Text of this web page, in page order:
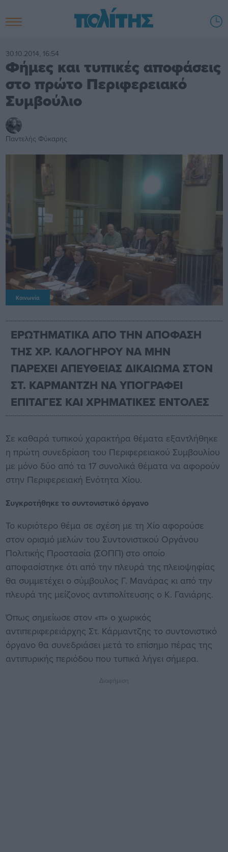
30.10.2014, 16:54
Φήμες και τυπικές αποφάσεις
στο πρώτο Περιφερειακό
Συμβούλιο
Παντελής Φύκαρης
Κοινωνία
ΕΡΩΤΗΜΑΤΙΚΑ ΑΠΟ ΤΗΝ ΑΠΟΦΑΣΗ
ΤΗΣ ΧΡ. ΚΑΛΟΓΗΡΟΥ ΝΑ ΜΗΝ
ΠΑΡΕΧΕΙ ΑΠΕΥΘΕΙΑΣ ΔΙΚΑΙΩΜΑ ΣΤΟΝ
ΣΤ. ΚΑΡΜΑΝΤΖΗ ΝΑ ΥΠΟΓΡΑΦΕΙ
ΕΠΙΤΑΓΕΣ ΚΑΙ ΧΡΗΜΑΤΙΚΕΣ ΕΝΤΟΛΕΣ
Σε καθαρά τυπικού χαρακτήρα θέματα εξαντλήθηκε
η πρώτη συνεδρίαση του Περιφερειακού Συμβουλίου
με μόνο δύο από τα 17 συνολικά θέματα να αφορούν
στην Περιφερειακή Ενότητα Χίου.
Συγκροτήθηκε το συντονιστικό όργανο
Το κυριότερο θέμα σε σχέση με τη Χίο αφορούσε
στον ορισμό μελών του Συντονιστικού Οργάνου
Πολιτικής Προστασία (ΣΟΠΠ) στο οποίο
αποφασίστηκε ότι από την πλευρά της πλειοψηφίας
θα συμμετέχει ο σύμβουλος Γ. Μανάρας κι από την
πλευρά της μείζονος αντιπολίτευσης ο Κ. Γανιάρης.
Όπως σημείωσε στον «π» ο χωρικός
αντιπεριφερειάρχης Στ. Κάρμαντζης το συντονιστικό
όργανο θα συνεδριάσει μετά το επίσημο πέρας της
αντιπυρικής περιόδου που τυπικά λήγει σήμερα.
Διαφήμιση